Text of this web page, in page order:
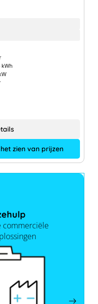
kWh
zien van prijzen
commerciële